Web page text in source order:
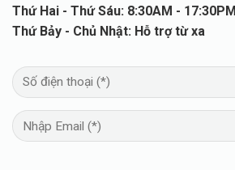
Thứ Hai - Thứ Sáu: 8:30AM - 17:30PM
Thứ Bảy - Chủ Nhật: Hỗ trợ từ xa